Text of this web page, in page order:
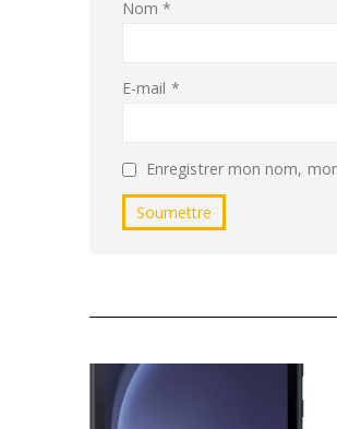
Nom*
E-mail *
Enregistrer mon nom,